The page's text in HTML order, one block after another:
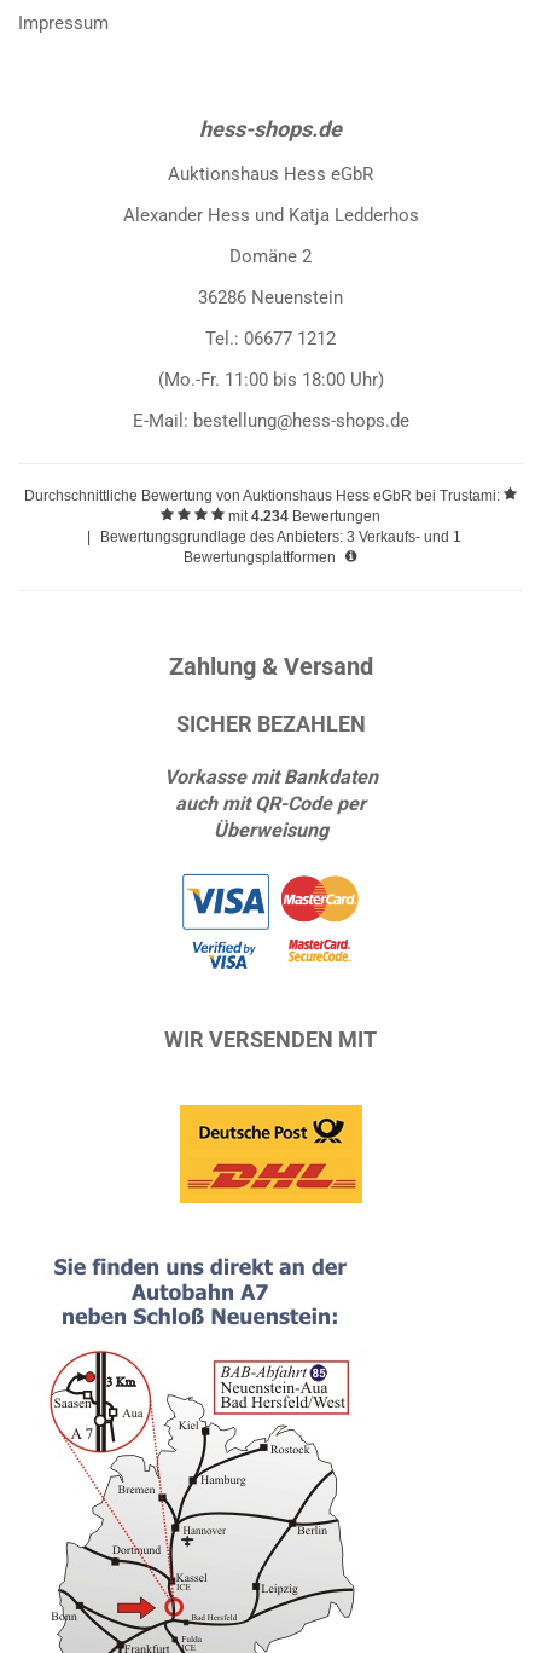
Impressum
hess-shops.de
Auktionshaus Hess eGbR
Alexander Hess und Katja Ledderhos
Domäne 2
36286 Neuenstein
Tel.: 06677 1212
(Mo.-Fr. 11:00 bis 18:00 Uhr)
E-Mail: bestellung@hess-shops.de
Durchschnittliche Bewertung von Auktionshaus Hess eGbR bei Trustami:
mit4.234 Bewertungen
Bewertungsgrundlage des Anbieters: 3 Verkaufs- und 1
Bewertungsplattformen
Zahlung & Versand
SICHER BEZAHLEN
Vorkasse mit Bankdaten
auch mit QR-Code per
Überweisung
WIR VERSENDEN MIT